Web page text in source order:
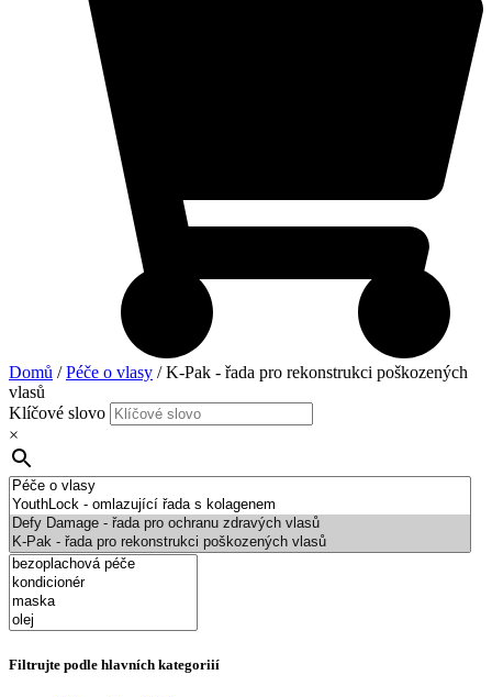
Domů /Péče o vlasy / K-Pak - řada pro rekonstrukci poškozených
vlasů
Klíčové slovo
×
Filtrujte podle hlavních kategoriií